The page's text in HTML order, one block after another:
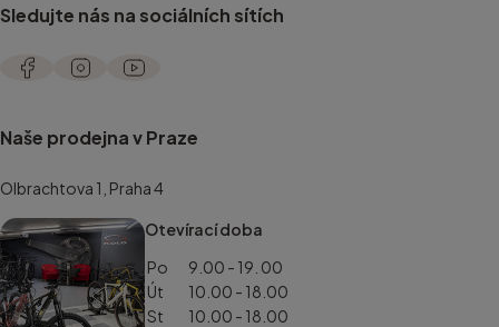
Sledujte nás na sociálních sítích
Naše prodejna v Praze
Olbrachtova 1, Praha 4
Otevírací doba
Po
9.00 - 19. 00
Út
10.00 - 18.00
St
10.00 - 18.00